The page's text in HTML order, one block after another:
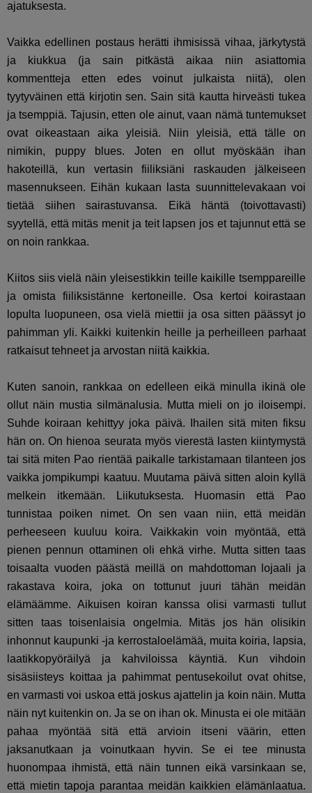
ajatuksesta.
Vaikka edellinen postaus herätti ihmisissä vihaa, järkytystä
ja kiukkua (ja sain pitkästä aikaa niin asiattomia
kommentteja etten edes voinut julkaista niitä), olen
tyytyväinen että kirjotin sen. Sain sitä kautta hirveästi tukea
ja tsemppiä. Tajusin, etten ole ainut, vaan nämä tuntemukset
ovat oikeastaan aika yleisiä. Niin yleisiä, että tälle on
nimikin, puppy blues. Joten en ollut myöskään ihan
hakoteillä, kun vertasin fiiliksiäni raskauden jälkeiseen
masennukseen. Eihän kukaan lasta suunnittelevakaan voi
tietää siihen sairastuvansa. Eikä häntä (toivottavasti)
syytellä, että mitäs menit ja teit lapsen jos et tajunnut että se
on noin rankkaa.
Kiitos siis vielä näin yleisestikkin teille kaikille tsemppareille
ja omista fiiliksistänne kertoneille. Osa kertoi koirastaan
lopulta luopuneen, osa vielä miettii ja osa sitten päässyt jo
pahimman yli. Kaikki kuitenkin heille ja perheilleen parhaat
ratkaisut tehneet ja arvostan niitä kaikkia.
Kuten sanoin, rankkaa on edelleen eikä minulla ikinä ole
ollut näin mustia silmänalusia. Mutta mieli on jo iloisempi.
Suhde koiraan kehittyy joka päivä. Ihailen sitä miten fiksu
hän on. On hienoa seurata myös vierestä lasten kiintymystä
tai sitä miten Pao rientää paikalle tarkistamaan tilanteen jos
vaikka jompikumpi kaatuu. Muutama päivä sitten aloin kyllä
melkein itkemään. Liikutuksesta. Huomasin että Pao
tunnistaa poiken nimet. On sen vaan niin, että meidän
perheeseen kuuluu koira. Vaikkakin voin myöntää, että
pienen pennun ottaminen oli ehkä virhe. Mutta sitten taas
toisaalta vuoden päästä meillä on mahdottoman lojaali ja
rakastava koira, joka on tottunut juuri tähän meidän
elämäämme. Aikuisen koiran kanssa olisi varmasti tullut
sitten taas toisenlaisia ongelmia. Mitäs jos hän olisikin
inhonnut kaupunki -ja kerrostaloelämää, muita koiria, lapsia,
laatikkopyöräilyä ja kahviloissa käyntiä. Kun vihdoin
sisäsiisteys koittaa ja pahimmat pentusekoilut ovat ohitse,
en varmasti voi uskoa että joskus ajattelin ja koin näin. Mutta
näin nyt kuitenkin on. Ja se on ihan ok. Minusta ei ole mitään
pahaa myöntää sitä että arvioin itseni väärin, etten
jaksanutkaan ja voinutkaan hyvin. Se ei tee minusta
huonompaa ihmistä, että näin tunnen eikä varsinkaan se,
että mietin tapoja parantaa meidän kaikkien elämänlaatua.